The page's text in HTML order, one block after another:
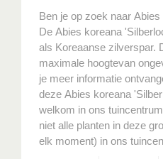
Ben je op zoek naar
De Abies koreana
als Koreaanse zilverspar.
maximale hoogtevan
je meer informatie
deze Abies koreana
welkom in ons
niet alle planten in deze
elk moment) in ons